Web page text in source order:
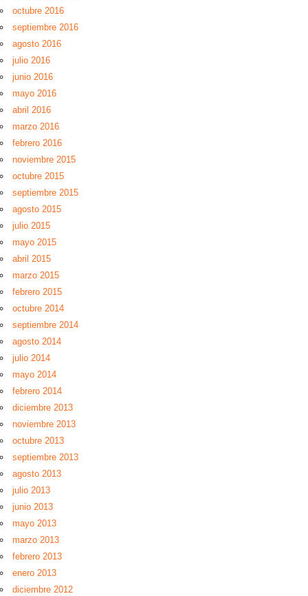
octubre 2016
septiembre 2016
agosto 2016
julio 2016
junio 2016
mayo 2016
abril 2016
marzo 2016
febrero 2016
noviembre 2015
octubre 2015
septiembre 2015
agosto 2015
julio 2015
mayo 2015
abril 2015
marzo 2015
febrero 2015
octubre 2014
septiembre 2014
agosto 2014
julio 2014
mayo 2014
febrero 2014
diciembre 2013
noviembre 2013
octubre 2013
septiembre 2013
agosto 2013
julio 2013
junio 2013
mayo 2013
marzo 2013
febrero 2013
enero 2013
diciembre 2012